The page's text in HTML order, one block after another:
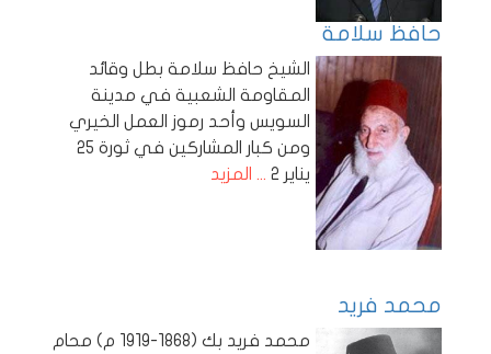
حافظ سلامة
الشيخ حافظ سلامة بطل وقائد
المقاومة الشعبية في مدينة
السويس وأحد رموز العمل الخيري
ومن كبار المشاركين في ثورة 25
يناير 2
... المزيد
محمد فريد
محمد فريد بك (1868-1919 م) محام